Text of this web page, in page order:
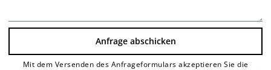
Anfrage abschicken
Alternative:
Mit dem Versenden des Anfrageformulars akzeptieren Sie die